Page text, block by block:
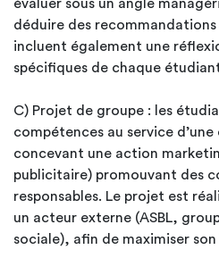
évaluer sous un angle
déduire des recommandations
incluent également une
spécifiques de chaque
C) Projet de groupe : les
compétences au service d’une
concevant une action
publicitaire) promouvant des
responsables. Le projet est
un acteur externe (ASBL,
sociale), afin de maximiser